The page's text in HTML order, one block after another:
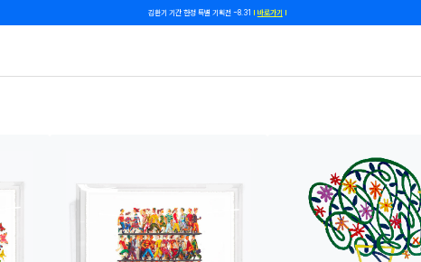
쿠폰 줄게, 친구 하자! 카카오톡 친구 추가하고 할인 쿠폰 받자!